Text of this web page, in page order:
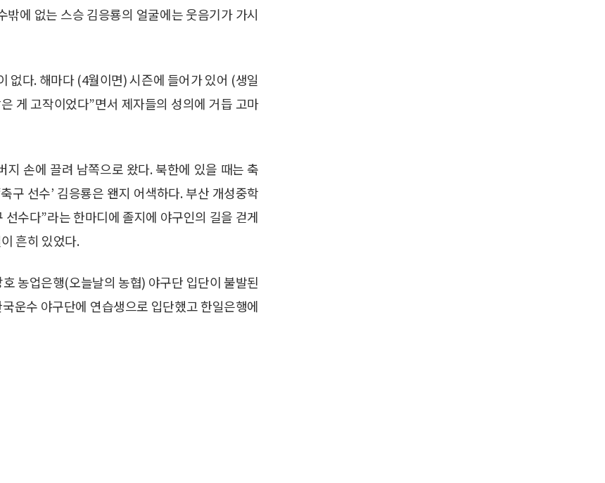
밖에 없는 스승 김응룡의 얼굴에는 웃음기가 가시
없다. 해마다 (4월이면) 시즌에 들어가 있어 (생일
게 고작이었다”면서 제자들의 성의에 거듭 고마
손에 끌려 남쪽으로 왔다. 북한에 있을 때는 축
구 선수’ 김응룡은 왠지 어색하다. 부산 개성중학
수다”라는 한마디에 졸지에 야구인의 길을 걷게
흔히 있었다.
농업은행(오늘날의 농협) 야구단 입단이 불발된
운수 야구단에 연습생으로 입단했고 한일은행에